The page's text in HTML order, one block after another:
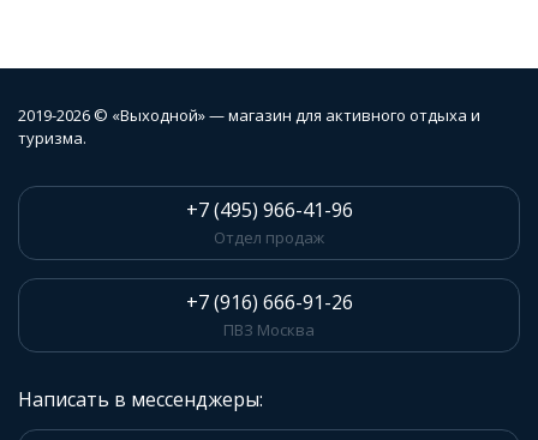
2019-2026 © «Выходной» — магазин для активного отдыха и
туризма.
+7 (495) 966-41-96
Отдел продаж
+7 (916) 666-91-26
ПВЗ Москва
Написать в мессенджеры: